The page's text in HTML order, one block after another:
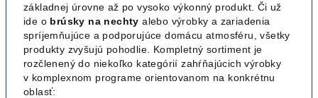
základnej úrovne až po vysoko výkonný produkt. Či už
ide o brúsky na nechty alebo výrobky a zariadenia
spríjemňujúce a podporujúce domácu atmosféru, všetky
produkty zvyšujú pohodlie. Kompletný sortiment je
rozčlenený do niekoľko kategórií zahŕňajúcich výrobky
v komplexnom programe orientovanom na konkrétnu
oblasť: